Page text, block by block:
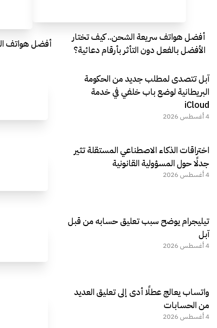
أفضل هواتف سريعة الشحن.. كيف تختار
الأفضل بالفعل دون التأثر بأرقام دعائية؟
أفضل هواتف
آبل تتصدى لمطلب جديد من الحكومة
البريطانية لوضع باب خلفي في خدمة
iCloud
4 أغسطس 2026
اختراقات الذكاء الاصطناعي المستقلة تثير
جدلًا حول المسؤولية القانونية
4 أغسطس 2026
تيليجرام يوضح سبب تعليق حسابه من قبل
آبل
4 أغسطس 2026
واتساب يعالج عطلًا أدى إلى تعليق العديد
من الحسابات
4 أغسطس 2026